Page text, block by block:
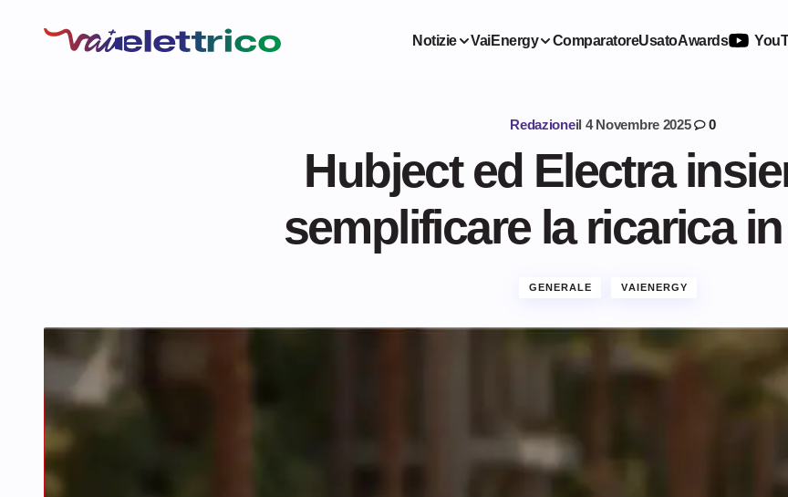
Notizie VaiEnergy ComparatoreUsatoAwards
Redazioneil 4 Novembre 2025 0
Hubject ed Electra
semplificare la ricarica
GENERALE VAIENERGY